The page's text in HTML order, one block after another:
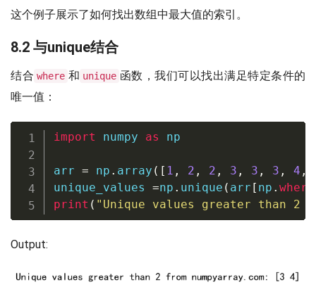
这个例子展示了如何找出数组中最大值的索引。
8.2 与unique结合
结合 where 和 unique 函数，我们可以找出满足特定条件的
唯一值：
import numpy as np
arr = np . array ( [ 1 , 2 , 2 , 3 , 3 , 3 , 4 ,
unique_values =np . unique ( arr [ np . where
print ( "Unique values greater than 2
Output: